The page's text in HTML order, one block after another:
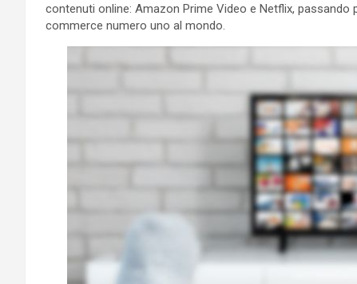
contenuti online: Amazon Prime Video e Netflix, passando
commerce numero uno al mondo.